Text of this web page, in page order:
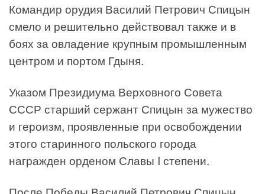
Командир орудия Василий Петрович Спицын
смело и решительно действовал также и в
боях за овладение крупным промышленным
центром и портом Гдыня.
Указом Президиума Верховного Совета
СССР старший сержант Спицын за мужество
и героизм, проявленные при освобождении
этого старинного польского города
награжден орденом Славы I степени.